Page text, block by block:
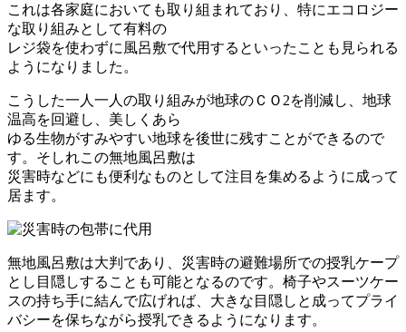
これは各家庭においても取り組まれており、特にエコロジー
な取り組みとして有料の
レジ袋を使わずに風呂敷で代用するといったことも見られる
ようになりました。
こうした一人一人の取り組みが地球のＣＯ2を削減し、地球
温高を回避し、美しくあら
ゆる生物がすみやすい地球を後世に残すことができるので
す。そしれこの無地風呂敷は
災害時などにも便利なものとして注目を集めるように成って
居ます。
無地風呂敷は大判であり、災害時の避難場所での授乳ケープ
とし目隠しすることも可能となるのです。椅子やスーツケー
スの持ち手に結んで広げれば、大きな目隠しと成ってプライ
バシーを保ちながら授乳できるようになります。